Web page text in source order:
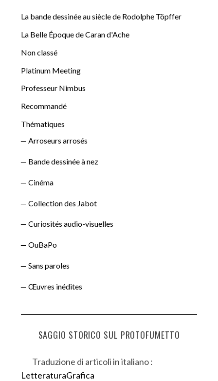
La bande dessinée au siècle de Rodolphe Töpffer
La Belle Époque de Caran d'Ache
Non classé
Platinum Meeting
Professeur Nimbus
Recommandé
Thématiques
Arroseurs arrosés
Bande dessinée à nez
Cinéma
Collection des Jabot
Curiosités audio-visuelles
OuBaPo
Sans paroles
Œuvres inédites
SAGGIO STORICO SUL PROTOFUMETTO
Traduzione di articoli in italiano :
LetteraturaGrafica